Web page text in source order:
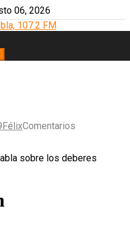
06, 2026
FélixComentarios
sobre los deberes